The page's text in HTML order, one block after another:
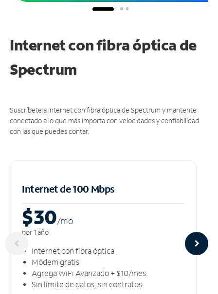
Internet con fibra óptica de
Spectrum
Suscríbete a Internet con fibra óptica de Spectrum y mantente
conectado a lo que más importa con velocidades y confiabilidad
con las que puedes contar.
Internet de 100 Mbps
$30/mo
por 1 año
Internet con fibra óptica
Módem gratis
Agrega WiFi Avanzado + $10/mes
Sin límite de datos, sin contratos